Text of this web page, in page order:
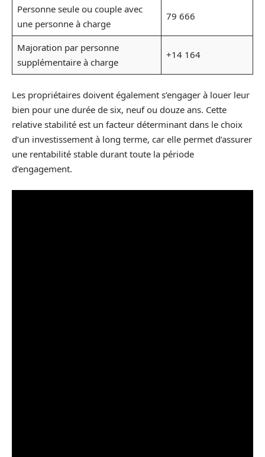
Personne seule ou couple avec
une personne à charge
79 666
Majoration par personne
supplémentaire à charge
+14 164
Les propriétaires doivent également s’engager à louer leur
bien pour une durée de six, neuf ou douze ans. Cette
relative stabilité est un facteur déterminant dans le choix
d’un investissement à long terme, car elle permet d’assurer
une rentabilité stable durant toute la période
d’engagement.